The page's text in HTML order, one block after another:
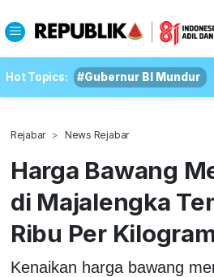
Hot Topics: #Gubernur BI Mundur
Rejabar News Rejabar
Harga Bawang
di Majalengka
Ribu Per
Kenaikan harga bawang